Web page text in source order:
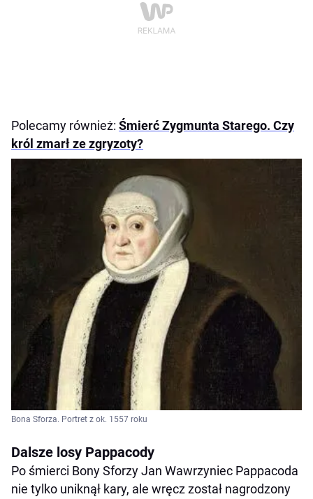
Polecamy również: Śmierć Zygmunta Starego. Czy
król zmarł ze zgryzoty?
Bona Sforza. Portret z ok. 1557 roku
Dalsze losy Pappacody
Po śmierci Bony Sforzy Jan Wawrzyniec Pappacoda
nie tylko uniknął kary, ale wręcz został nagrodzony